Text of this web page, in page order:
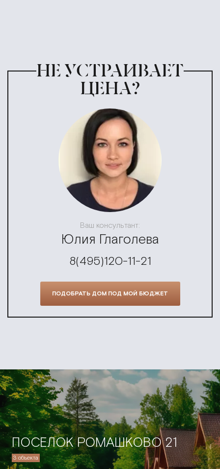
НЕ УСТРАИВАЕТ
ЦЕНА?
Ваш консультант:
Юлия Глаголева
8(495)120-11-21
ПОДОБРАТЬ ДОМ ПОД МОЙ БЮДЖЕТ
ПОСЕЛОК РОМАШКОВО 21
3 объекта